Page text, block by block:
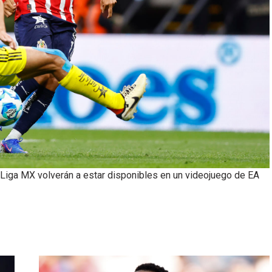
MX volverán a estar disponibles en un videojuego de EA